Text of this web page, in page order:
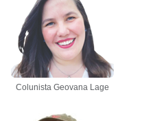
Colunista Geovana Lage